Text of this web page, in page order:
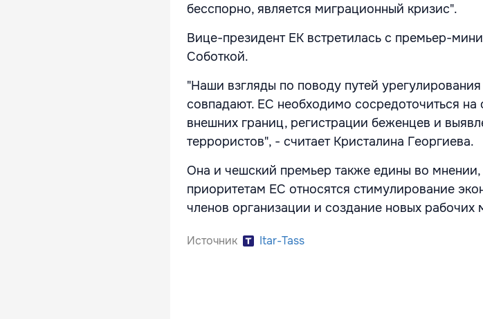
бесспорно, является миграционный кризис".
Вице-президент ЕК встретилась с премьер-
Соботкой.
"Наши взгляды по поводу путей
совпадают. ЕС необходимо сосредоточиться на
внешних границ, регистрации беженцев и
террористов", - считает Кристалина Георгиева.
Она и чешский премьер также едины во мнении,
приоритетам ЕС относятся стимулирование
членов организации и создание новых рабочих
Источник Itar-Tass